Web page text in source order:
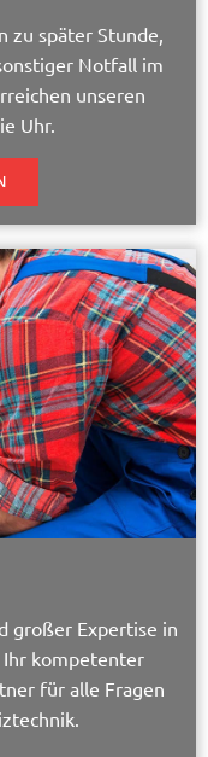
zu später Stunde,
Notfall im
unseren
Uhr.
großer Expertise in
kompetenter
für alle Fragen